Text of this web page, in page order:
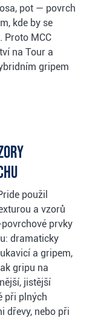
pot — povrch
kde by se
Proto MCC
na Tour a
gripem
použil
a vzorů
prvky
dramaticky
a gripem,
gripu na
jistější
při plných
dřevy, nebo při